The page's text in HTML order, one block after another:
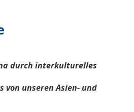
durch interkulturelles
von unseren Asien- und